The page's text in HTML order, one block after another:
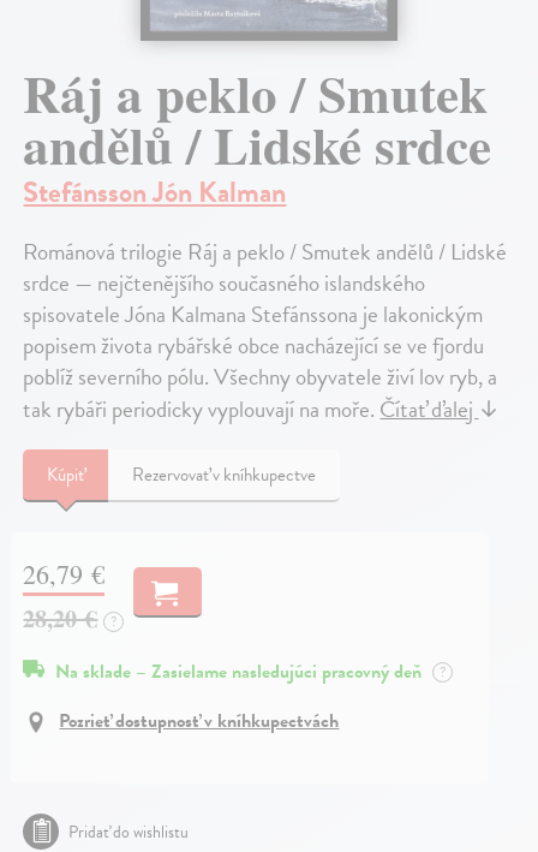
Ráj a peklo / Smutek
andělů / Lidské srdce
Stefánsson Jón Kalman
Románová trilogie Ráj a peklo / Smutek andělů / Lidské
srdce — nejčtenějšího současného islandského
spisovatele Jóna Kalmana Stefánssona je lakonickým
popisem života rybářské obce nacházející se ve fjordu
poblíž severního pólu. Všechny obyvatele živí lov ryb, a
tak rybáři periodicky vyplouvají na moře.Čítať ďalej↓
Kúpiť Rezervovať v kníhkupectve
26,79 €
28,20 € ?
Na sklade – Zasielame nasledujúci pracovný deň ?
Pozrieť dostupnosť v kníhkupectvách
Pridať do wishlistu